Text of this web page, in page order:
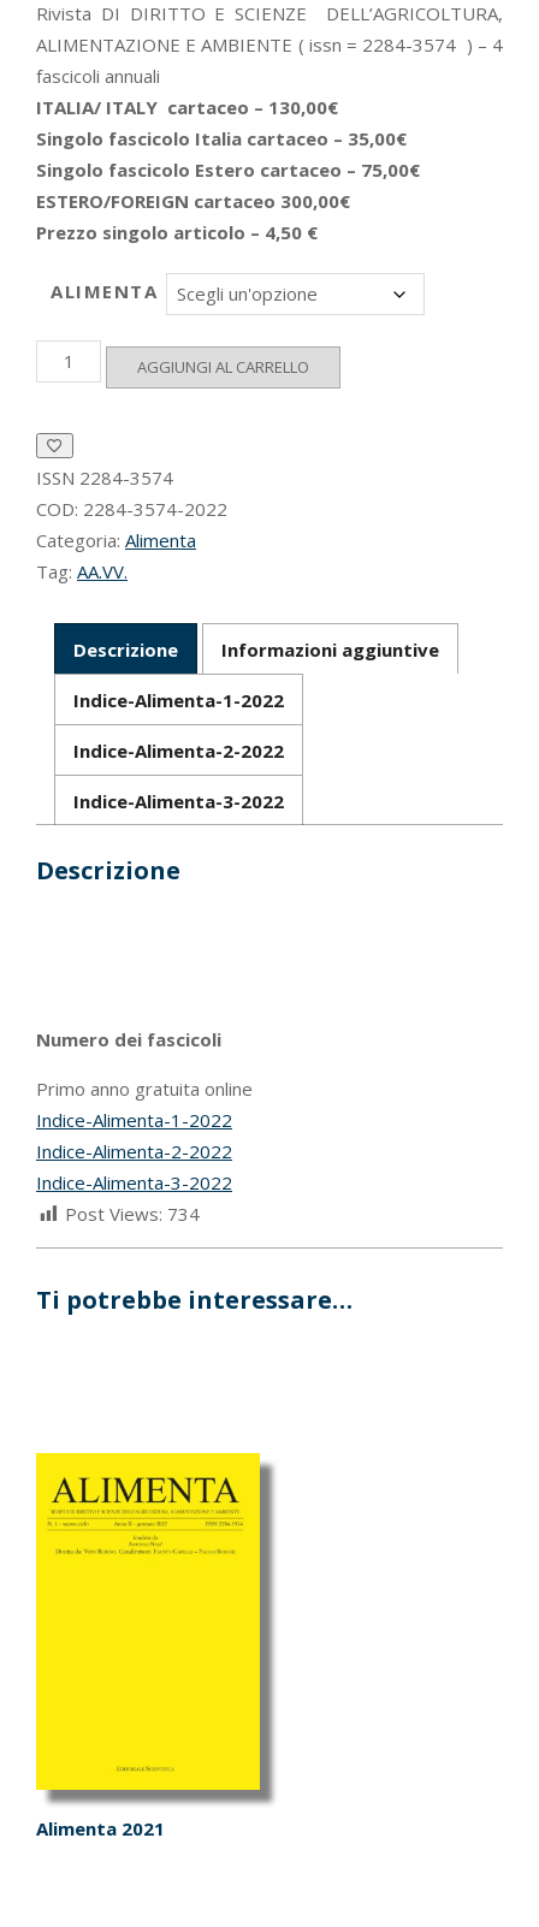
Rivista DI DIRITTO E SCIENZE DELL’AGRICOLTURA,
ALIMENTAZIONE E AMBIENTE ( issn = 2284-3574 ) – 4
fascicoli annuali
ITALIA/ ITALY cartaceo – 130,00€
Singolo fascicolo Italia cartaceo – 35,00€
Singolo fascicolo Estero cartaceo – 75,00€
ESTERO/FOREIGN cartaceo 300,00€
Prezzo singolo articolo – 4,50 €
ALIMENTA
Alimenta
2022
AGGIUNGI AL CARRELLO
ISSN 2284-3574
COD: 2284-3574-2022
Categoria: Alimenta
Tag: AA.VV.
Descrizione Informazioni aggiuntive
Indice-Alimenta-1-2022
Indice-Alimenta-2-2022
Indice-Alimenta-3-2022
Descrizione
Numero dei fascicoli
Primo anno gratuita online
Indice-Alimenta-1-2022
Indice-Alimenta-2-2022
Indice-Alimenta-3-2022
Post Views: 734
Ti potrebbe interessare…
Alimenta 2021